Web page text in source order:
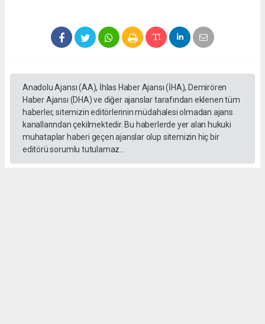
Anadolu Ajansı (AA), İhlas Haber Ajansı (İHA), Demirören
Haber Ajansı (DHA) ve diğer ajanslar tarafından eklenen tüm
haberler, sitemizin editörlerinin müdahalesi olmadan ajans
kanallarından çekilmektedir. Bu haberlerde yer alan hukuki
muhataplar haberi geçen ajanslar olup sitemizin hiç bir
editörü sorumlu tutulamaz...